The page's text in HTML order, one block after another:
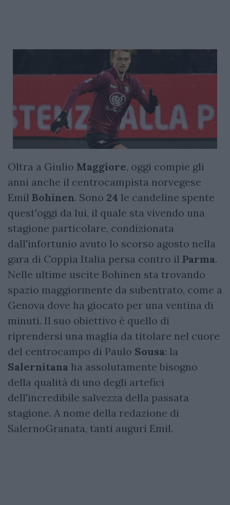
Oltra a Giulio Maggiore, oggi compie gli
anni anche il centrocampista norvegese
Emil Bohinen. Sono 24 le candeline spente
quest'oggi da lui, il quale sta vivendo una
stagione particolare, condizionata
dall'infortunio avuto lo scorso agosto nella
gara di Coppia Italia persa contro il Parma.
Nelle ultime uscite Bohinen sta trovando
spazio maggiormente da subentrato, come a
Genova dove ha giocato per una ventina di
minuti. Il suo obiettivo è quello di
riprendersi una maglia da titolare nel cuore
del centrocampo di Paulo Sousa: la
Salernitana ha assolutamente bisogno
della qualità di uno degli artefici
dell'incredibile salvezza della passata
stagione. A nome della redazione di
SalernoGranata, tanti auguri Emil.